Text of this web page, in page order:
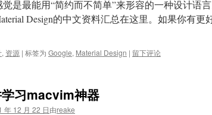
觉是最能用“简约而不简单”来形容的一种设计语
Design的中文资料汇总在这里。如果你有
, 资源 | 标签为 Google, Material Design | 留下评论
习macvim神器
年 12 月 22 日由reake